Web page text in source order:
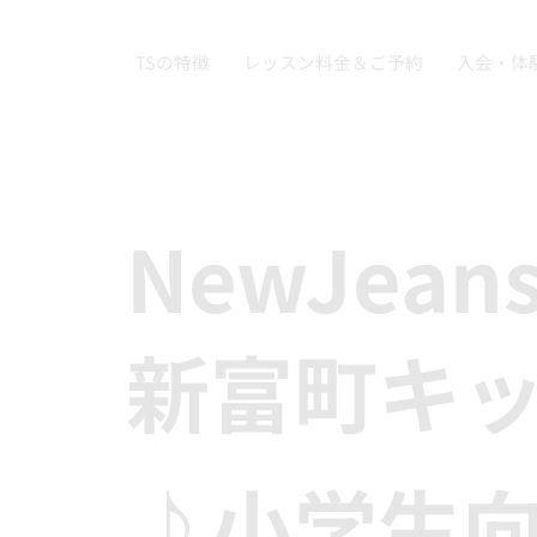
TSの特徴 レッスン料金＆ご予約 入会・体
新富町キ